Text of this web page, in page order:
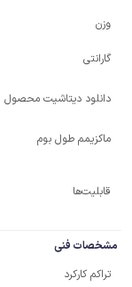
وزن
گارانتی
دانلود دیتاشیت محصول
ماکزیمم طول بوم
قابلیت‌ها
مشخصات فنی
تراکم کارکرد